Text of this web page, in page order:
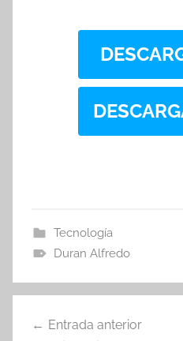
Tecnología
Duran Alfredo
Entrada anterior